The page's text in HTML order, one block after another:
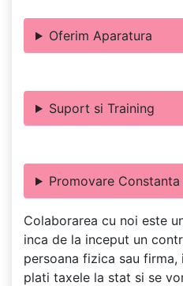
Oferim Aparatura
Suport si Training
Promovare Constanta
Colaborarea cu noi este
inca de la inceput un
persoana fizica sau
plati taxele la stat si se